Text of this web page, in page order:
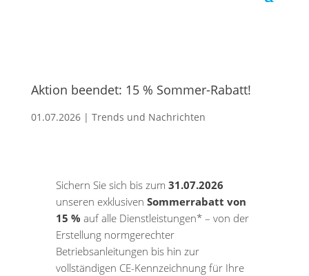
Aktion beendet: 15 % Sommer-Rabatt!
01.07.2026| Trends und Nachrichten
Sichern Sie sich bis zum 31.07.2026
unseren exklusiven Sommerrabatt von
15 % auf alle Dienstleistungen* – von der
Erstellung normgerechter
Betriebsanleitungen bis hin zur
vollständigen CE-Kennzeichnung für Ihre